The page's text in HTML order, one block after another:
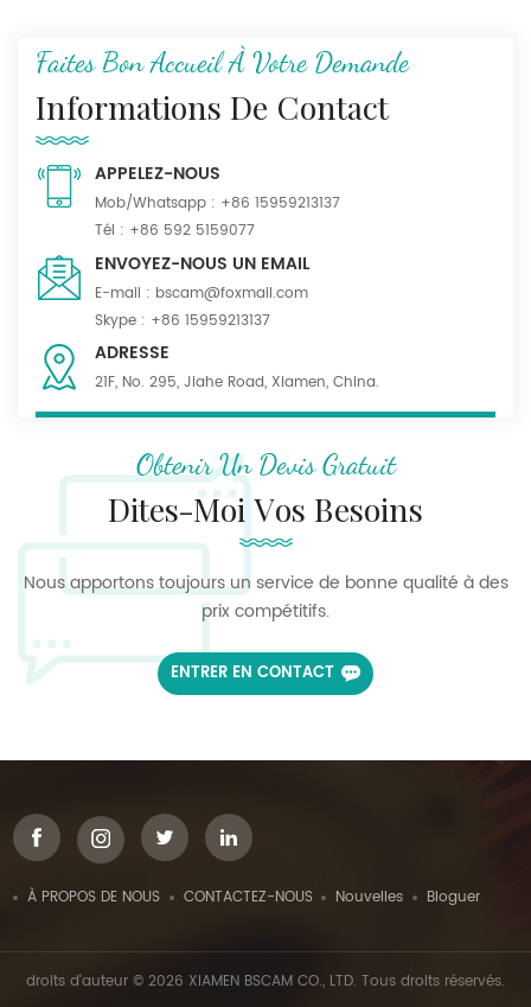
Faites Bon Accueil À Votre Demande
Informations De Contact
APPELEZ-NOUS
Mob/Whatsapp : +86 15959213137
Tél : +86 592 5159077
ENVOYEZ-NOUS UN EMAIL
E-mail : bscam@foxmail.com
Skype : +86 15959213137
ADRESSE
21F, No. 295, Jiahe Road, Xiamen, China.
Obtenir Un Devis Gratuit
Dites-Moi Vos Besoins
Nous apportons toujours un service de bonne qualité à des
prix compétitifs.
ENTRER EN CONTACT
À PROPOS DE NOUS CONTACTEZ-NOUS Nouvelles Bloguer
droits d'auteur © 2026 XIAMEN BSCAM CO., LTD. Tous droits réservés.